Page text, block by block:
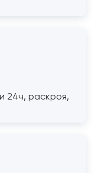
24ч, раскроя,